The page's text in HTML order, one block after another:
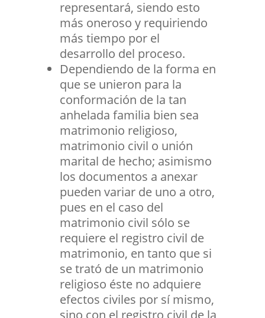
representará, siendo esto
más oneroso y requiriendo
más tiempo por el
desarrollo del proceso.
Dependiendo de la forma en
que se unieron para la
conformación de la tan
anhelada familia bien sea
matrimonio religioso,
matrimonio civil o unión
marital de hecho; asimismo
los documentos a anexar
pueden variar de uno a otro,
pues en el caso del
matrimonio civil sólo se
requiere el registro civil de
matrimonio, en tanto que si
se trató de un matrimonio
religioso éste no adquiere
efectos civiles por sí mismo,
sino con el registro civil de la